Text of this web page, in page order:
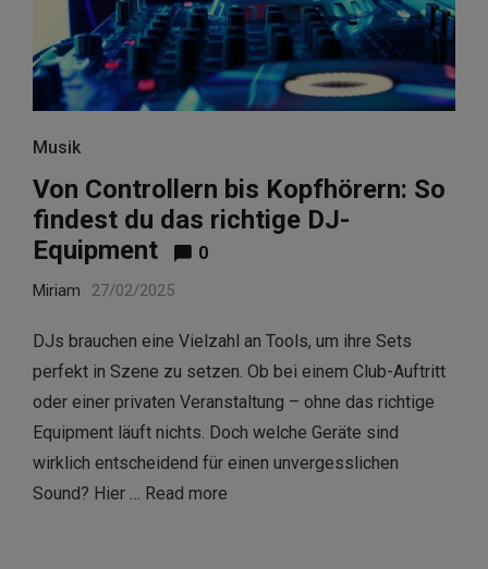
Musik
Von Controllern bis Kopfhörern: So
findest du das richtige DJ-
Equipment
0
Miriam 27/02/2025
DJs brauchen eine Vielzahl an Tools, um ihre Sets
perfekt in Szene zu setzen. Ob bei einem Club-Auftritt
oder einer privaten Veranstaltung – ohne das richtige
Equipment läuft nichts. Doch welche Geräte sind
wirklich entscheidend für einen unvergesslichen
Sound? Hier … Read more